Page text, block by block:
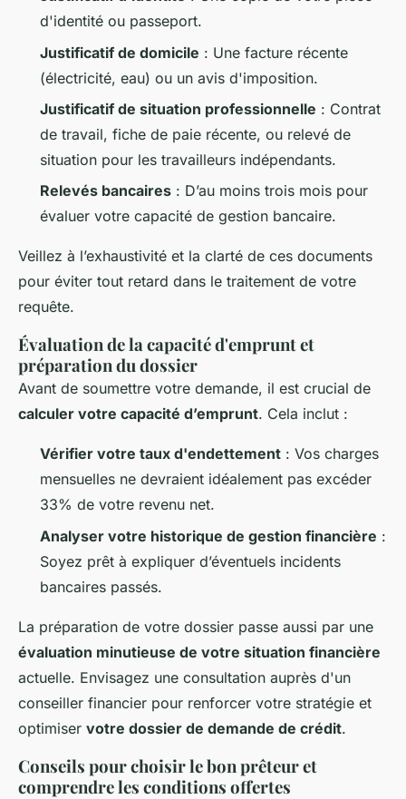
d'identité ou passeport.
Justificatif de domicile : Une facture récente
(électricité, eau) ou un avis d'imposition.
Justificatif de situation professionnelle : Contrat
de travail, fiche de paie récente, ou relevé de
situation pour les travailleurs indépendants.
Relevés bancaires : D’au moins trois mois pour
évaluer votre capacité de gestion bancaire.
Veillez à l’exhaustivité et la clarté de ces documents
pour éviter tout retard dans le traitement de votre
requête.
Évaluation de la capacité d'emprunt et
préparation du dossier
Avant de soumettre votre demande, il est crucial de
calculer votre capacité d’emprunt. Cela inclut :
Vérifier votre taux d'endettement : Vos charges
mensuelles ne devraient idéalement pas excéder
33% de votre revenu net.
Analyser votre historique de gestion financière :
Soyez prêt à expliquer d’éventuels incidents
bancaires passés.
La préparation de votre dossier passe aussi par une
évaluation minutieuse de votre situation financière
actuelle. Envisagez une consultation auprès d'un
conseiller financier pour renforcer votre stratégie et
optimiser votre dossier de demande de crédit.
Conseils pour choisir le bon prêteur et
comprendre les conditions offertes